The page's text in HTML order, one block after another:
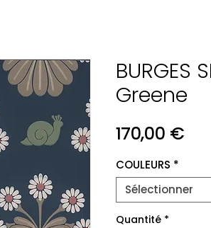
BURGES
Greene
170,00 €Prix
COULEURS *
Sélectionner
Quantité *